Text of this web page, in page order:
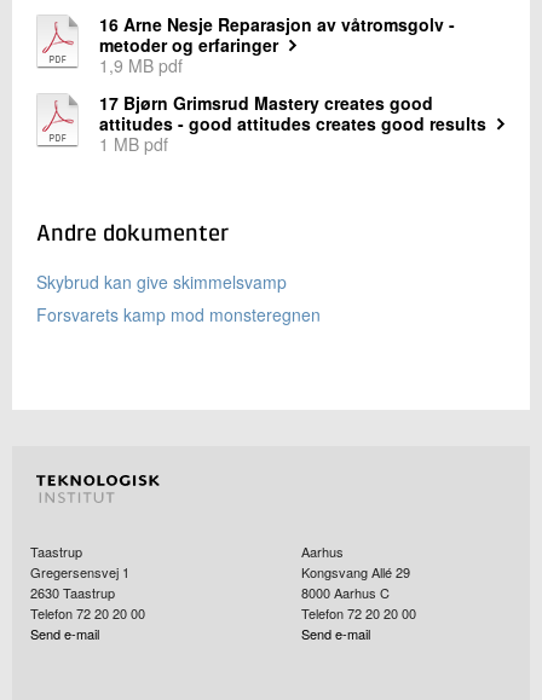
16 Arne Nesje Reparasjon av våtromsgolv -
metoder og erfaringer
1,9 MB pdf
17 Bjørn Grimsrud Mastery creates good
attitudes - good attitudes creates good results
1 MB pdf
Andre dokumenter
Skybrud kan give skimmelsvamp
Forsvarets kamp mod monsteregnen
Taastrup
Gregersensvej 1
2630Taastrup
Telefon 72 20 20 00
Send e-mail
Aarhus
Kongsvang Allé 29
8000Aarhus C
Telefon 72 20 20 00
Send e-mail